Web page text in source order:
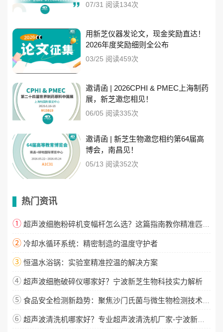
07/31 阅读134次
用新芝仪器发论文，现金奖励直达！
2026年度奖励细则全公布
03/25 阅读459次
邀请函 | 2026CPHI & PMEC上海制药
展，新芝邀您相见！
06/05 阅读335次
邀请函 | 新芝生物邀您相约第64届高
博会，南昌见！
05/13 阅读352次
热门资讯
① 超声波细胞粉碎机变幅杆怎么选？这篇指南教你精准匹配！
② 冷却水循环系统：精密制造的温度守护者
③ 恒温水浴锅：实验室精准控温的解决方案
④ 超声波细胞破碎仪哪家好？宁波新芝生物科技实力解析
⑤ 食品安全检测新趋势：聚焦沙门氏菌与微生物检测技术升级
⑥ 超声波清洗机哪家好？专业超声波清洗机厂家-宁波新芝生物